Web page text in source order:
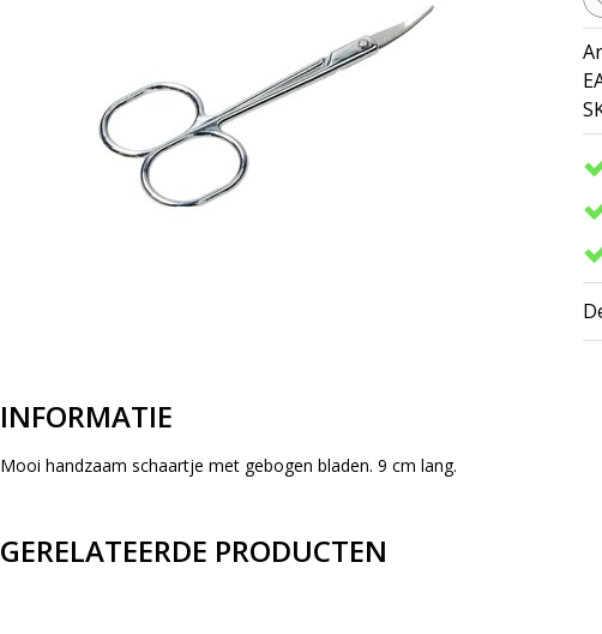
INFORMATIE
Mooi handzaam schaartje met gebogen bladen. 9 cm lang.
GERELATEERDE PRODUCTEN